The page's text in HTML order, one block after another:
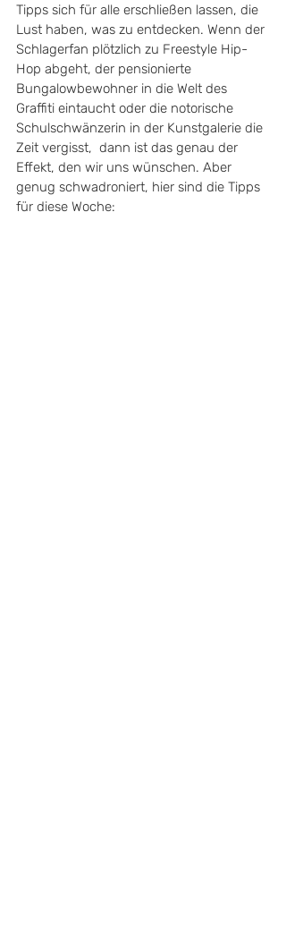
Tipps sich für alle erschließen lassen, die
Lust haben, was zu entdecken. Wenn der
Schlagerfan plötzlich zu Freestyle Hip-
Hop abgeht, der pensionierte
Bungalowbewohner in die Welt des
Graffiti eintaucht oder die notorische
Schulschwänzerin in der Kunstgalerie die
Zeit vergisst,  dann ist das genau der
Effekt, den wir uns wünschen. Aber
genug schwadroniert, hier sind die Tipps
für diese Woche: